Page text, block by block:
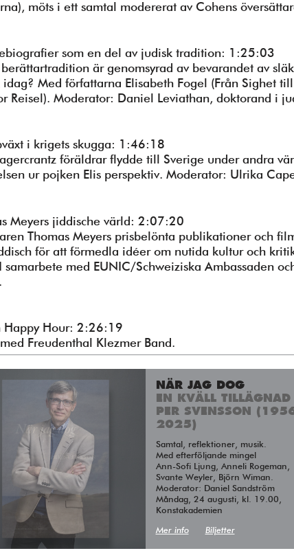
möts i ett samtal modererat av Cohens
som en del av judisk tradition: 1:25:03
berättartradition är genomsyrad av bevarandet av
idag? Med författarna Elisabeth Fogel (Från Sighet
Reisel). Moderator: Daniel Leviathan, doktorand i
i krigets skugga: 1:46:18
föräldrar flydde till Sverige under andra
ur pojken Elis perspektiv. Moderator: Ulrika
Meyers jiddische värld: 2:07:20
Thomas Meyers prisbelönta publikationer och
för att förmedla idéer om nutida kultur och
I samarbete med EUNIC/Schweiziska Ambassaden
Happy Hour: 2:26:19
Freudenthal Klezmer Band.
NÄR JAG DOG
EN KVÄLL TILLÄGNAD
PER SVENSSON
2025)
Samtal, reflektioner, musik.
Med efterföljande mingel
Ann-Sofi Ljung, Anneli Rogeman,
Svante Weyler, Björn Wiman.
Moderator: Daniel Sandström
Måndag, 24 augusti, kl. 19.00,
Konstakademien
Mer info Biljetter